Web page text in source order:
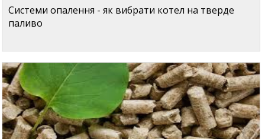
Системи опалення - як вибрати котел на тверде
паливо